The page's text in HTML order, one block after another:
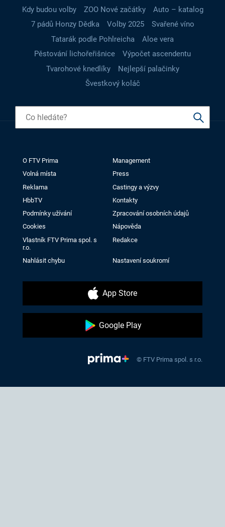
Kdy budou volby
ZOO Nové začátky
Auto – katalog
7 pádů Honzy Dědka
Volby 2025
Svařené víno
Tatarák podle Pohlreicha
Aloe vera
Pěstování lichořeřišnice
Výpočet ascendentu
Tvarohové knedlíky
Nejlepší palačinky
Švestkový koláč
O FTV Prima
Management
Volná místa
Press
Reklama
Castingy a výzvy
HbbTV
Kontakty
Podmínky užívání
Zpracování osobních údajů
Cookies
Nápověda
Vlastník FTV Prima spol. s
r.o.
Redakce
Nahlásit chybu Nastavení soukromí
App Store
Google Play
© FTV Prima spol. s r.o.